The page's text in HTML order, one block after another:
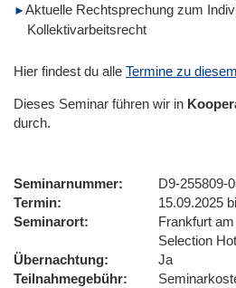
Aktuelle Rechtsprechung zum
Kollektivarbeitsrecht
Hier findest du alle Termine zu
Dieses Seminar führen wir in
durch.
Seminarnummer
D9-255809-
Termin
15.09.2025
Seminarort
Frankfurt
Selection
Übernachtung
Ja
Teilnahmegebühr